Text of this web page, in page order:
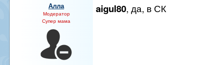
Алла
Модератор
Супер мама
aigul80, да, в СК